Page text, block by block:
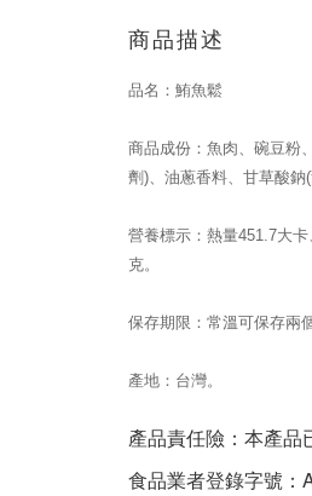
商品描述
品名：鮪魚鬆
商品成份：魚肉、碗豆粉
劑)、油蔥香料、甘草酸鈉(
營養標示：熱量451.7大卡
克。
保存期限： 常溫可保存兩
產地：台灣。
產品責任險：本產品
食品業者登錄字號：